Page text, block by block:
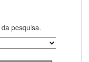
pesquisa.